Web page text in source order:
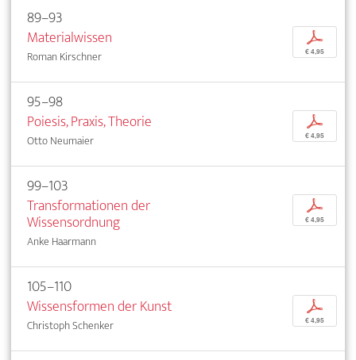
89–93
Materialwissen
Roman Kirschner
p
€ 4,95
95–98
Poiesis, Praxis, Theorie
Otto Neumaier
p
€ 4,95
99–103
Transformationen der
Wissensordnung
Anke Haarmann
p
€ 4,95
105–110
Wissensformen der Kunst
Christoph Schenker
p
€ 4,95